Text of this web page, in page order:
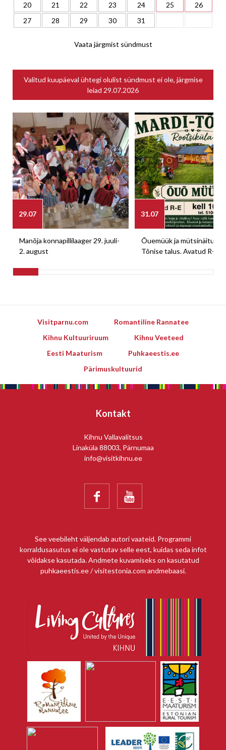
20
21 22 23 24 25
26
27
28 29 30 31
Vaata järgmist sündmust
Valitud kuupäeval ühtegi olulist sündmust ei ole, järgmise
leiad 29.07.2026
29.07
Manõja konnapillilaager 29. juuli-
2. august
31.07
Õuemüük ja mütsinäitus
Tõnise talus. Avatud R-E
Visitparnu.com
Romantiline Rannatee
Kihnu Kultuuriruum
Kihnu Veeteed
Eesti Maaturism
Puhkaeestis.ee
Pärimuskultuurid
Kontakt
Kihnu Vallavalitsus
Linaküla 88003, Pärnumaa
info@visitkihnu.ee
 
See veebileht väljendab autori vaateid. Programmi
korraldusasutus ei ole vastutav selle eest, kuidas seda infot
võidakse kasutada. Andmete kuvamiseks on kasutatud
puhkaeestis.ee / visitestonia.com andmebaasi.